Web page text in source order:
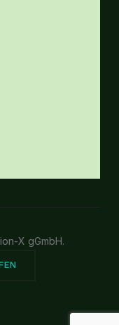
X gGmbH.